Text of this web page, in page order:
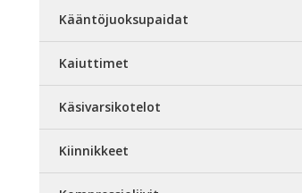
Kääntöjuoksupaidat
Kaiuttimet
Käsivarsikotelot
Kiinnikkeet